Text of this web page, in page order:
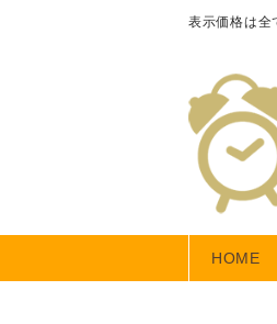
表示価格は全
HOME